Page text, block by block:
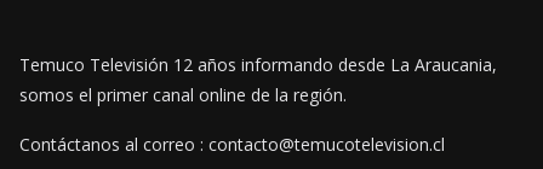
Temuco Televisión 12 años informando desde La Araucania,
somos el primer canal online de la región.
Contáctanos al correo : contacto@temucotelevision.cl